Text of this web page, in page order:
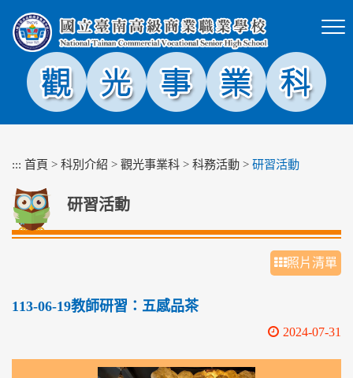
塊
::: 首頁 > 科別介紹 > 觀光事業科 > 科務活動 > 研習活動
研習活動
照片清單
113-06-19教師研習：五感品茶
2024-07-31